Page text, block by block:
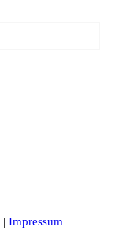
| Impressum